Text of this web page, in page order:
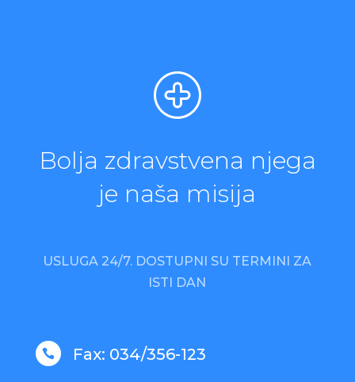
Bolja zdravstvena njega
je naša misija
USLUGA 24/7. DOSTUPNI SU TERMINI ZA
ISTI DAN
 Fax: 034/356-123